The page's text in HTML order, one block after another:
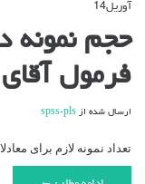
آوریل14
حجم
نمونه
معادلات
با
حجم نمونه
فرمول آقای soper(2018)
ارسال شده از spss-pls
تعداد نمونه لازم برای